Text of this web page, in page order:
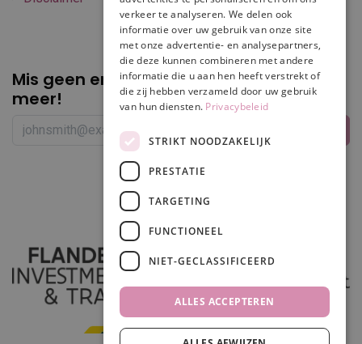
Mis geen enkelepromotie of korting
meer!
verkeer te analyseren. We delen ook
informatie over uw gebruik van onze site
met onze advertentie- en analysepartners,
die deze kunnen combineren met andere
informatie die u aan hen heeft verstrekt of
die zij hebben verzameld door uw gebruik
van hun diensten. Privacybeleid
STRIKT NOODZAKELIJK
PRESTATIE
TARGETING
FUNCTIONEEL
NIET-GECLASSIFICEERD
ALLES ACCEPTEREN